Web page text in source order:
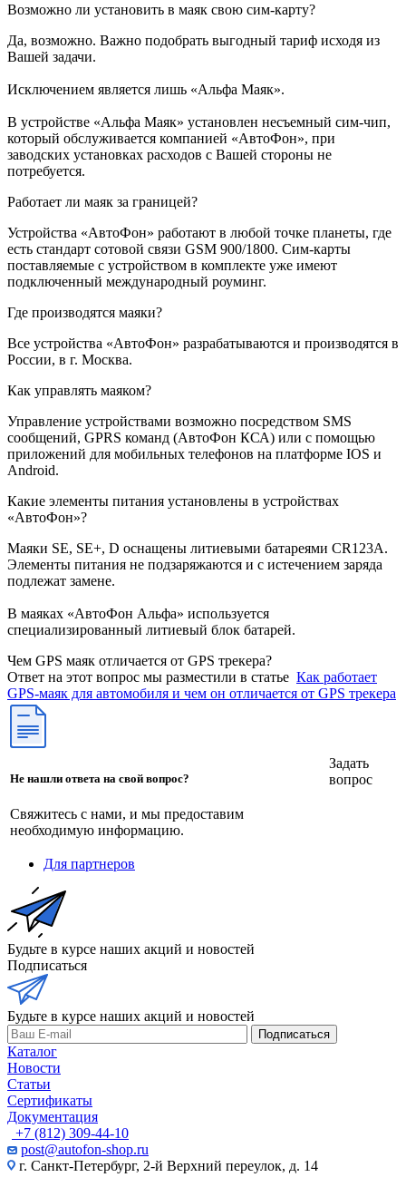
Возможно ли установить в маяк свою сим-карту?
Да, возможно. Важно подобрать выгодный тариф исходя из
Вашей задачи.
Исключением является лишь «Альфа Маяк».
В устройстве «Альфа Маяк» установлен несъемный сим-чип,
который обслуживается компанией «АвтоФон», при
заводских установках расходов с Вашей стороны не
потребуется.
Работает ли маяк за границей?
Устройства «АвтоФон» работают в любой точке планеты, где
есть стандарт сотовой связи GSM 900/1800. Сим-карты
поставляемые с устройством в комплекте уже имеют
подключенный международный роуминг.
Где производятся маяки?
Все устройства «АвтоФон» разрабатываются и производятся в
России, в г. Москва.
Как управлять маяком?
Управление устройствами возможно посредством SMS
сообщений, GPRS команд (АвтоФон КСА) или с помощью
приложений для мобильных телефонов на платформе IOS и
Android.
Какие элементы питания установлены в устройствах
«АвтоФон»?
Маяки SE, SE+, D оснащены литиевыми батареями CR123A.
Элементы питания не подзаряжаются и с истечением заряда
подлежат замене.
В маяках «АвтоФон Альфа» используется
специализированный литиевый блок батарей.
Чем GPS маяк отличается от GPS трекера?
Ответ на этот вопрос мы разместили в статье Как работает
GPS-маяк для автомобиля и чем он отличается от GPS трекера
Не нашли ответа на свой вопрос?
Свяжитесь с нами, и мы предоставим
необходимую информацию.
Задать
вопрос
Для партнеров
Будьте в курсе наших акций и новостей
Подписаться
Будьте в курсе наших акций и новостей
Подписаться
Каталог
Новости
Статьи
Сертификаты
Документация
+7 (812) 309-44-10
post@autofon-shop.ru
г. Санкт-Петербург, 2-й Верхний переулок, д. 14